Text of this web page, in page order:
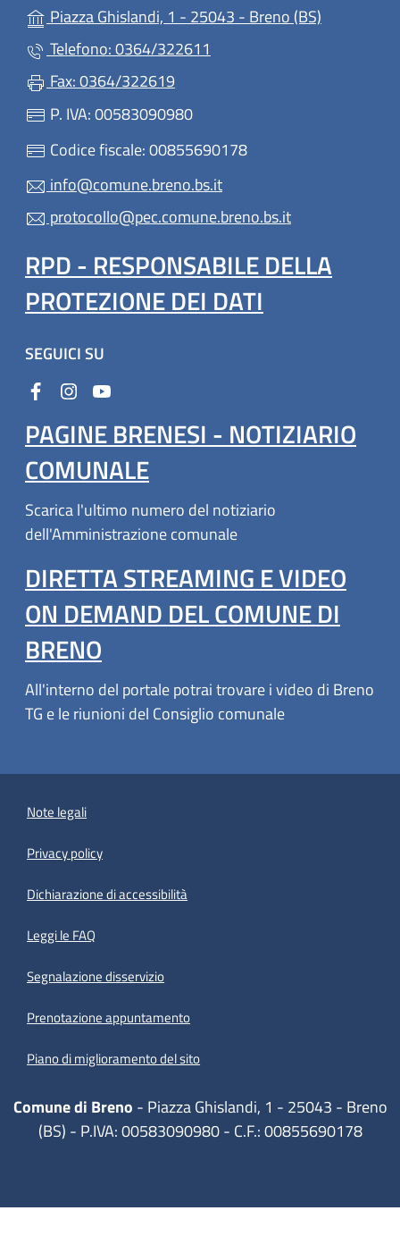
Piazza Ghislandi, 1 - 25043 - Breno (BS)
Telefono: 0364/322611
Fax: 0364/322619
P. IVA: 00583090980
Codice fiscale: 00855690178
info@comune.breno.bs.it
protocollo@pec.comune.breno.bs.it
RPD - RESPONSABILE DELLA
PROTEZIONE DEI DATI
SEGUICI SU
PAGINE BRENESI - NOTIZIARIO
COMUNALE
Scarica l'ultimo numero del notiziario
dell'Amministrazione comunale
DIRETTA STREAMING E VIDEO
ON DEMAND DEL COMUNE DI
BRENO
All'interno del portale potrai trovare i video di Breno
TG e le riunioni del Consiglio comunale
Note legali
Privacy policy
Dichiarazione di accessibilità
Leggi le FAQ
Segnalazione disservizio
Prenotazione appuntamento
Piano di miglioramento del sito
Comune di Breno - Piazza Ghislandi, 1 - 25043 - Breno
(BS) - P.IVA: 00583090980 - C.F.: 00855690178